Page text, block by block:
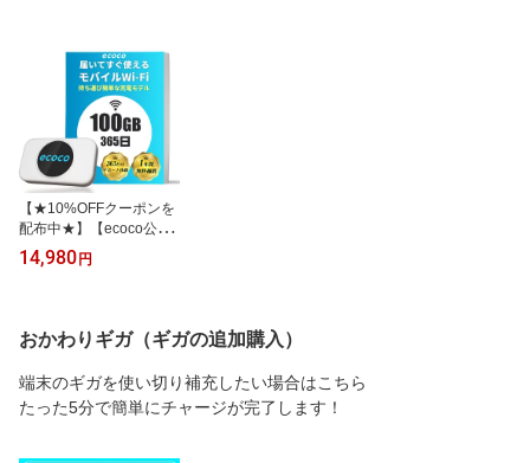
【★10%OFFクーポンを
配布中★】【ecoco公
式】リチャージ型 Wi-Fi
T9 充電式 ポケット 本体
対応 docomo au SoftBan
k 365日 ギガチャージ 最
間優良ショップ
14,980 円
おかわりギガ（ギガの追加購入）
端末のギガを使い切り補充したい場合はこちら
たった5分で簡単にチャージが完了します！